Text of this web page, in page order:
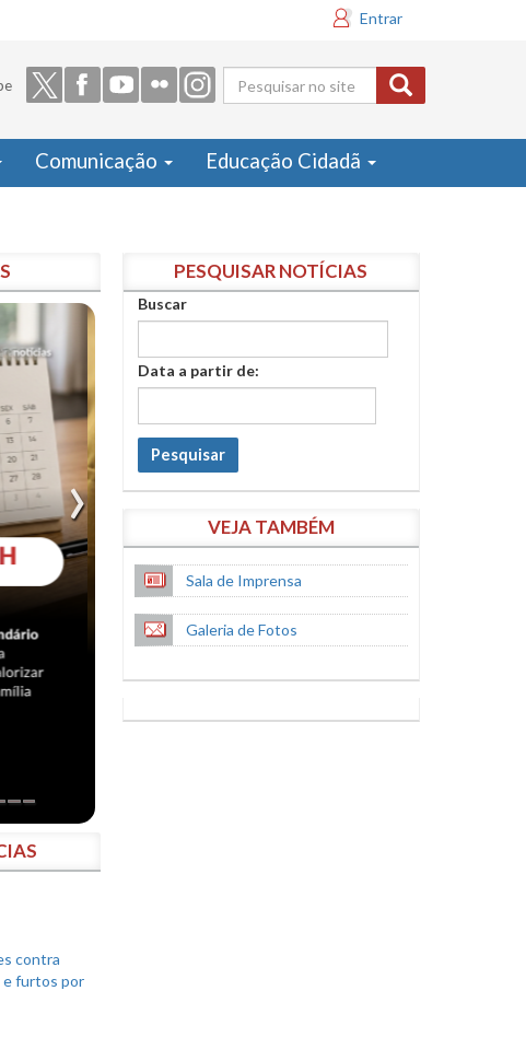
Entrar
Formulário
de busca
Comunicação Educação Cidadã
contra
e furtos por
PESQUISAR NOTÍCIAS
Buscar
Data a partir de:
Pesquisar
VEJA TAMBÉM
Sala de Imprensa
Galeria de Fotos